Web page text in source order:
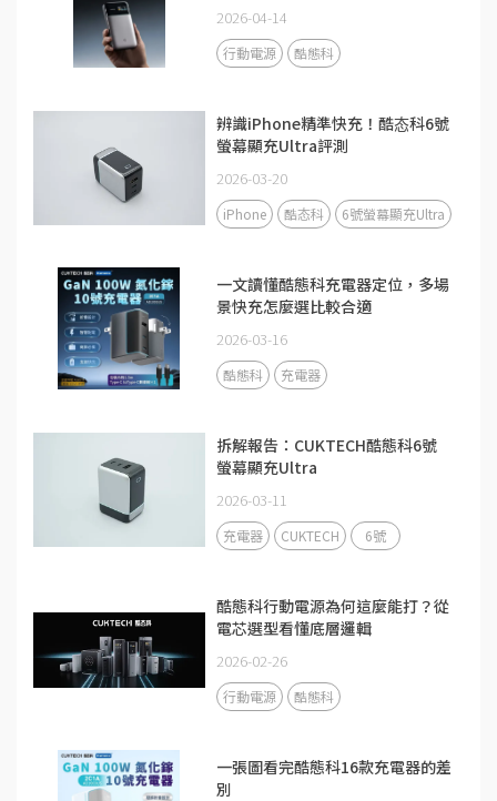
2026-04-14
行動電源 酷態科
辨識iPhone精準快充！酷态科6號
螢幕顯充Ultra評測
2026-03-20
iPhone 酷态科 6號螢幕顯充Ultra
一文讀懂酷態科充電器定位，多場
景快充怎麼選比較合適
2026-03-16
酷態科 充電器
拆解報告：CUKTECH酷態科6號
螢幕顯充Ultra
2026-03-11
充電器 CUKTECH 6號
酷態科行動電源為何這麼能打？從
電芯選型看懂底層邏輯
2026-02-26
行動電源 酷態科
一張圖看完酷態科16款充電器的差
別